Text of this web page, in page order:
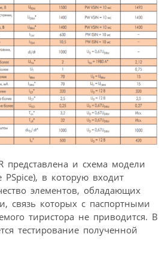
представлена и схема модели
PSpice), в которую входит
элементов, обладающих
связь которых с паспортными
тиристора не приводится. В
тестирование полученной